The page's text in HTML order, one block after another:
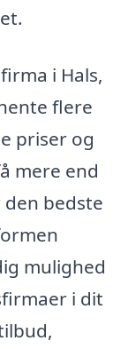
i Hals,
flere
priser og
mere end
bedste
mulighed
i dit